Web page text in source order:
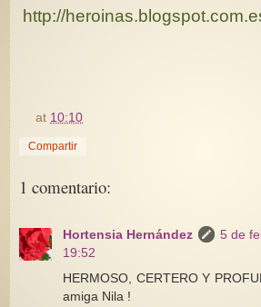
http://
at 10:10
Compartir
1 comentario:
Hortensia Hernández
5 de
19:52
HERMOSO, CERTERO Y
amiga Nila !